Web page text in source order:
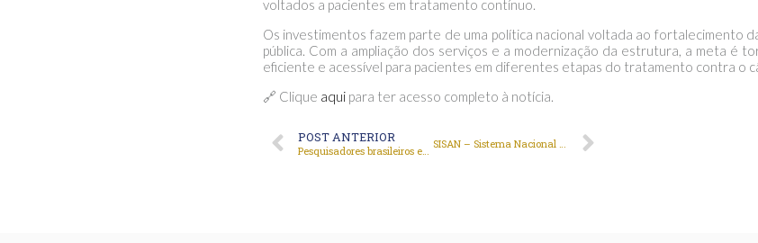
voltados a pacientes em tratamento contínuo.
Os investimentos fazem parte de uma política nacional voltada ao fortalecimento
pública. Com a ampliação dos serviços e a modernização da estrutura, a meta é
eficiente e acessível para pacientes em diferentes etapas do tratamento contra o
🔗 Clique aqui para ter acesso completo à notícia.
POST ANTERIOR
Pesquisadores brasileiros exploram nova abordagem contra o Parkinson